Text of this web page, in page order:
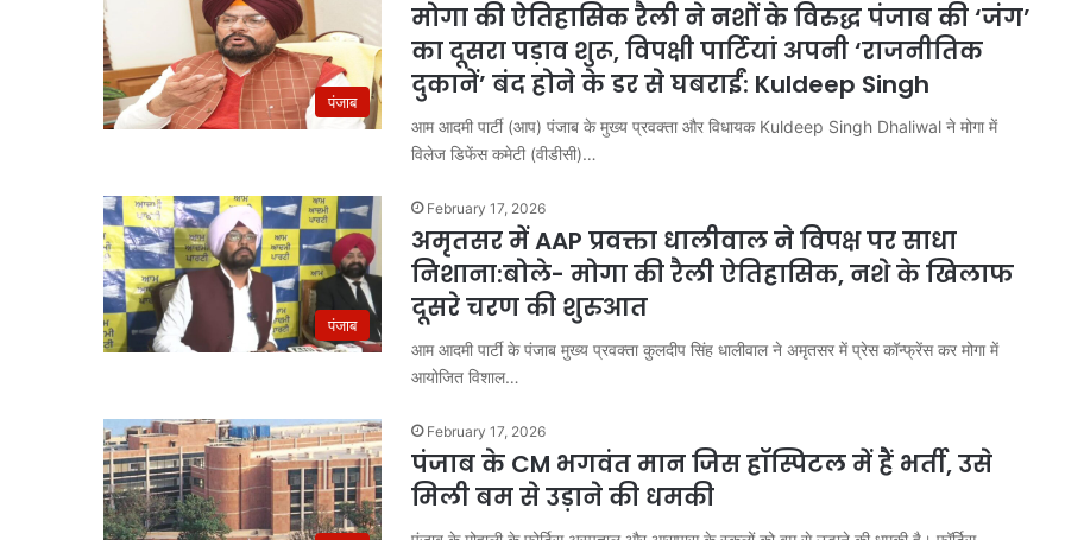
पंजाब
मोगा की ऐतिहासिक रैली ने नशों के विरुद्ध पंजाब की ‘जंग’
का दूसरा पड़ाव शुरू, विपक्षी पार्टियां अपनी ‘राजनीतिक
दुकानें’ बंद होने के डर से घबराईं: Kuldeep Singh
आम आदमी पार्टी (आप) पंजाब के मुख्य प्रवक्ता और विधायक Kuldeep Singh Dhaliwal ने मोगा में
विलेज डिफेंस कमेटी (वीडीसी)…
पंजाब
February 17, 2026
अमृतसर में AAP प्रवक्ता धालीवाल ने विपक्ष पर साधा
निशाना:बोले- मोगा की रैली ऐतिहासिक, नशे के खिलाफ
दूसरे चरण की शुरुआत
आम आदमी पार्टी के पंजाब मुख्य प्रवक्ता कुलदीप सिंह धालीवाल ने अमृतसर में प्रेस कॉन्फ्रेंस कर मोगा में
आयोजित विशाल…
February 17, 2026
पंजाब के CM भगवंत मान जिस हॉस्पिटल में हैं भर्ती, उसे
मिली बम से उड़ाने की धमकी